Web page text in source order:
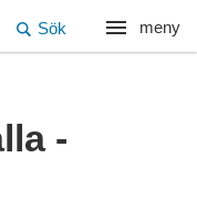
meny
Sök
-